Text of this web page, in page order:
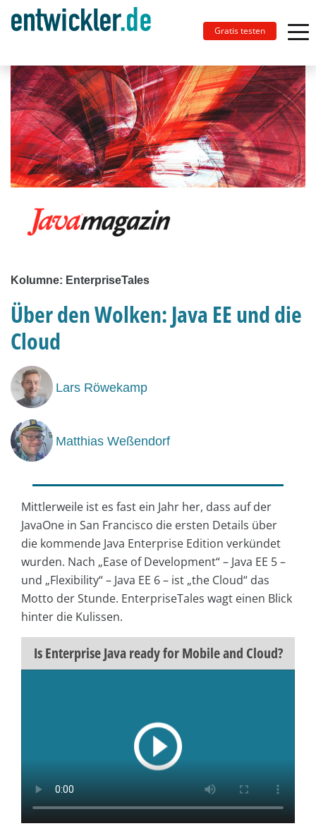
Gratis testen
Kolumne: EnterpriseTales
Über den Wolken: Java EE und die
Cloud
Lars Röwekamp
Matthias Weßendorf
Mittlerweile ist es fast ein Jahr her, dass auf der
JavaOne in San Francisco die ersten Details über
die kommende Java Enterprise Edition verkündet
wurden. Nach „Ease of Development“ – Java EE 5 –
und „Flexibility“ – Java EE 6 – ist „the Cloud“ das
Motto der Stunde. Enterprise­Tales wagt einen Blick
hinter die Kulissen.
Is Enterprise Java ready for Mobile and Cloud?